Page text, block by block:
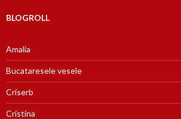
BLOGROLL
Amalia
Bucataresele vesele
Criserb
Cristina